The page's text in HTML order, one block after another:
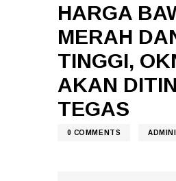
HARGA
MERAH
TINGGI,
AKAN
TEGAS
0 COMMENTS